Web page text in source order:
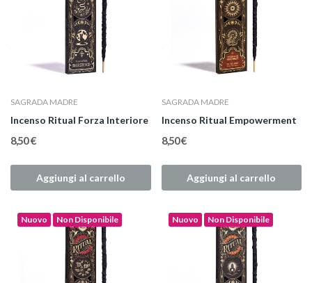
SAGRADA MADRE
Incenso Ritual Forza Interiore
8,50 €
Aggiungi al carrello
SAGRADA MADRE
Incenso Ritual Empowerment
8,50 €
Aggiungi al carrello
Nuovo Non Disponibile Nuovo Non Disponibile